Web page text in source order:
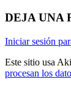
DEJA UNA
Iniciar sesión
Este sitio usa
procesan los